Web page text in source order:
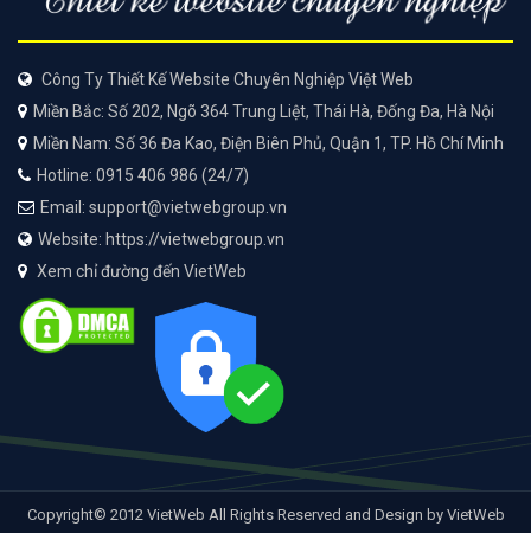
Công Ty Thiết Kế Website Chuyên Nghiệp Việt Web
Miền Bắc: Số 202, Ngõ 364 Trung Liệt, Thái Hà, Đống Đa, Hà Nội
Miền Nam: Số 36 Đa Kao, Điện Biên Phủ, Quận 1, TP. Hồ Chí Minh
Hotline: 0915 406 986 (24/7)
Email: support@vietwebgroup.vn
Website: https://vietwebgroup.vn
Xem chỉ đường đến VietWeb
Copyright© 2012 VietWeb All Rights Reserved and Design by VietWeb